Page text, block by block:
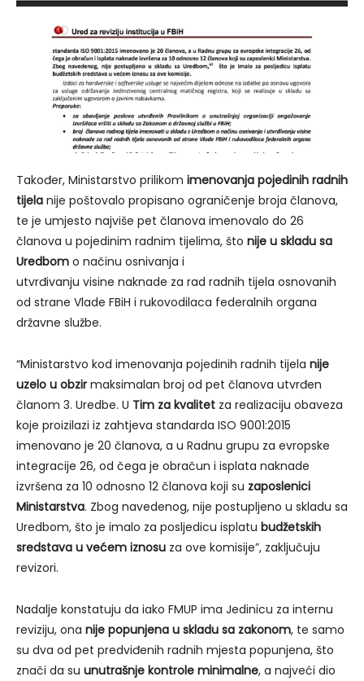
Također, Ministarstvo prilikom imenovanja pojedinih radnih
tijela nije poštovalo propisano ograničenje broja članova,
te je umjesto najviše pet članova imenovalo do 26
članova u pojedinim radnim tijelima, što nije u skladu sa
Uredbom o načinu osnivanja i
utvrđivanju visine naknade za rad radnih tijela osnovanih
od strane Vlade FBiH i rukovodilaca federalnih organa
državne službe.
“Ministarstvo kod imenovanja pojedinih radnih tijela nije
uzelo u obzir maksimalan broj od pet članova utvrđen
članom 3. Uredbe. U Tim za kvalitet za realizaciju obaveza
koje proizilazi iz zahtjeva standarda ISO 9001:2015
imenovano je 20 članova, a u Radnu grupu za evropske
integracije 26, od čega je obračun i isplata naknade
izvršena za 10 odnosno 12 članova koji su zaposlenici
Ministarstva. Zbog navedenog, nije postupljeno u skladu sa
Uredbom, što je imalo za posljedicu isplatu budžetskih
sredstava u većem iznosu za ove komisije”, zaključuju
revizori.
Nadalje konstatuju da iako FMUP ima Jedinicu za internu
reviziju, ona nije popunjena u skladu sa zakonom, te samo
su dva od pet predviđenih radnih mjesta popunjena, što
znači da su unutrašnje kontrole minimalne, a najveći dio